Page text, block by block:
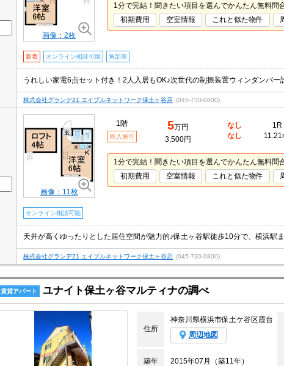
画像：2枚
1分で完結！聞きたい項目を選んでかんたん無料問
初期費用
空室情報 これと似た物件
新着 オンライン相談可能 角部屋
株式会社グランデ21 エイブルネットワーク保土ヶ谷店 (045-730-0800)
画像：11枚
1階
即入居可
5万円
3,500円
なし
なし
1R
1分で完結！聞きたい項目を選んでかんたん無料問
初期費用
空室情報 これと似た物件
オンライン相談可能
株式会社グランデ21 エイブルネットワーク保土ヶ谷店 (045-730-0800)
賃貸アパート ユナイト保土ヶ谷マルティナの調べ
住所
神奈川県横浜市保土ケ谷区霞台
周辺地図
築年 2015年07月（築11年）